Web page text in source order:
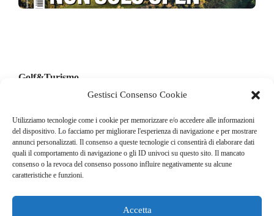
Gestisci Consenso Cookie
Utilizziamo tecnologie come i cookie per memorizzare e/o accedere alle informazioni
del dispositivo. Lo facciamo per migliorare l'esperienza di navigazione e per mostrare
annunci personalizzati. Il consenso a queste tecnologie ci consentirà di elaborare dati
quali il comportamento di navigazione o gli ID univoci su questo sito. Il mancato
consenso o la revoca del consenso possono influire negativamente su alcune
caratteristiche e funzioni.
Accetta
Golf&Turismo
2 3 …